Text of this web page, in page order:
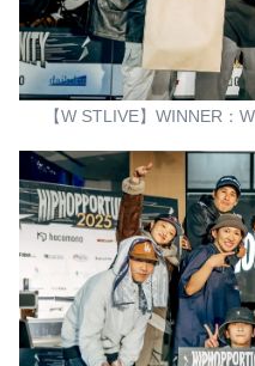
【W STLIVE】WINNER：